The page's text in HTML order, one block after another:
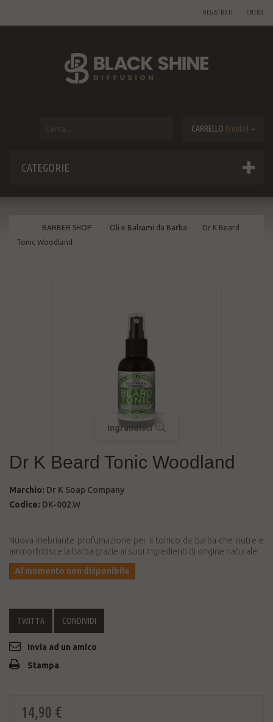
ENTRA
REGISTRATI
CARRELLO (vuoto)
CATEGORIE
BARBER SHOP Oli e Balsami da Barba
Dr K Beard
Tonic Woodland
Ingrandisci
Dr K Beard Tonic Woodland
Marchio: Dr K Soap Company
Codice: DK-002.W
Nuova inebriante profumazione per il tonico da barba che nutre e
ammorbidisce la barba grazie ai suoi ingredienti di origine naturale.
Al momento non disponibile
TWITTA CONDIVIDI
Invia ad un amico
Stampa
14,90 €